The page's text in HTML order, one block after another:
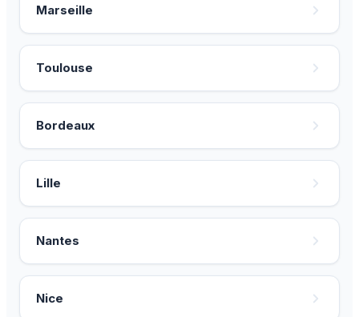
Marseille
Toulouse
Bordeaux
Lille
Nantes
Nice